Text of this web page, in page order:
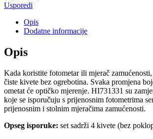
količina
Usporedi
Opis
Dodatne informacije
Opis
Kada koristite fotometar ili mjerač
čiste kivete bez ogrebotina. Svaka promjena
ometat će optičko mjerenje. HI731331 su
koje se isporučuju s prijenosnim fotometrima
prijenosnim i stolnim mjeračima zamućenosti.
Opseg isporuke: set sadrži 4 kivete (bez